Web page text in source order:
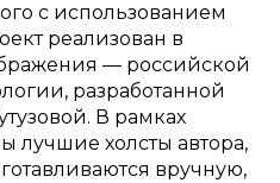
с использованием
реализован в
— российской
разработанной
В рамках
лучшие холсты автора,
вручную,